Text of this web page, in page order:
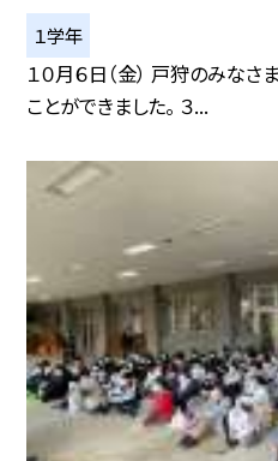
１学年
１０月６日（金） 戸狩のみな
ことができました。 ３...